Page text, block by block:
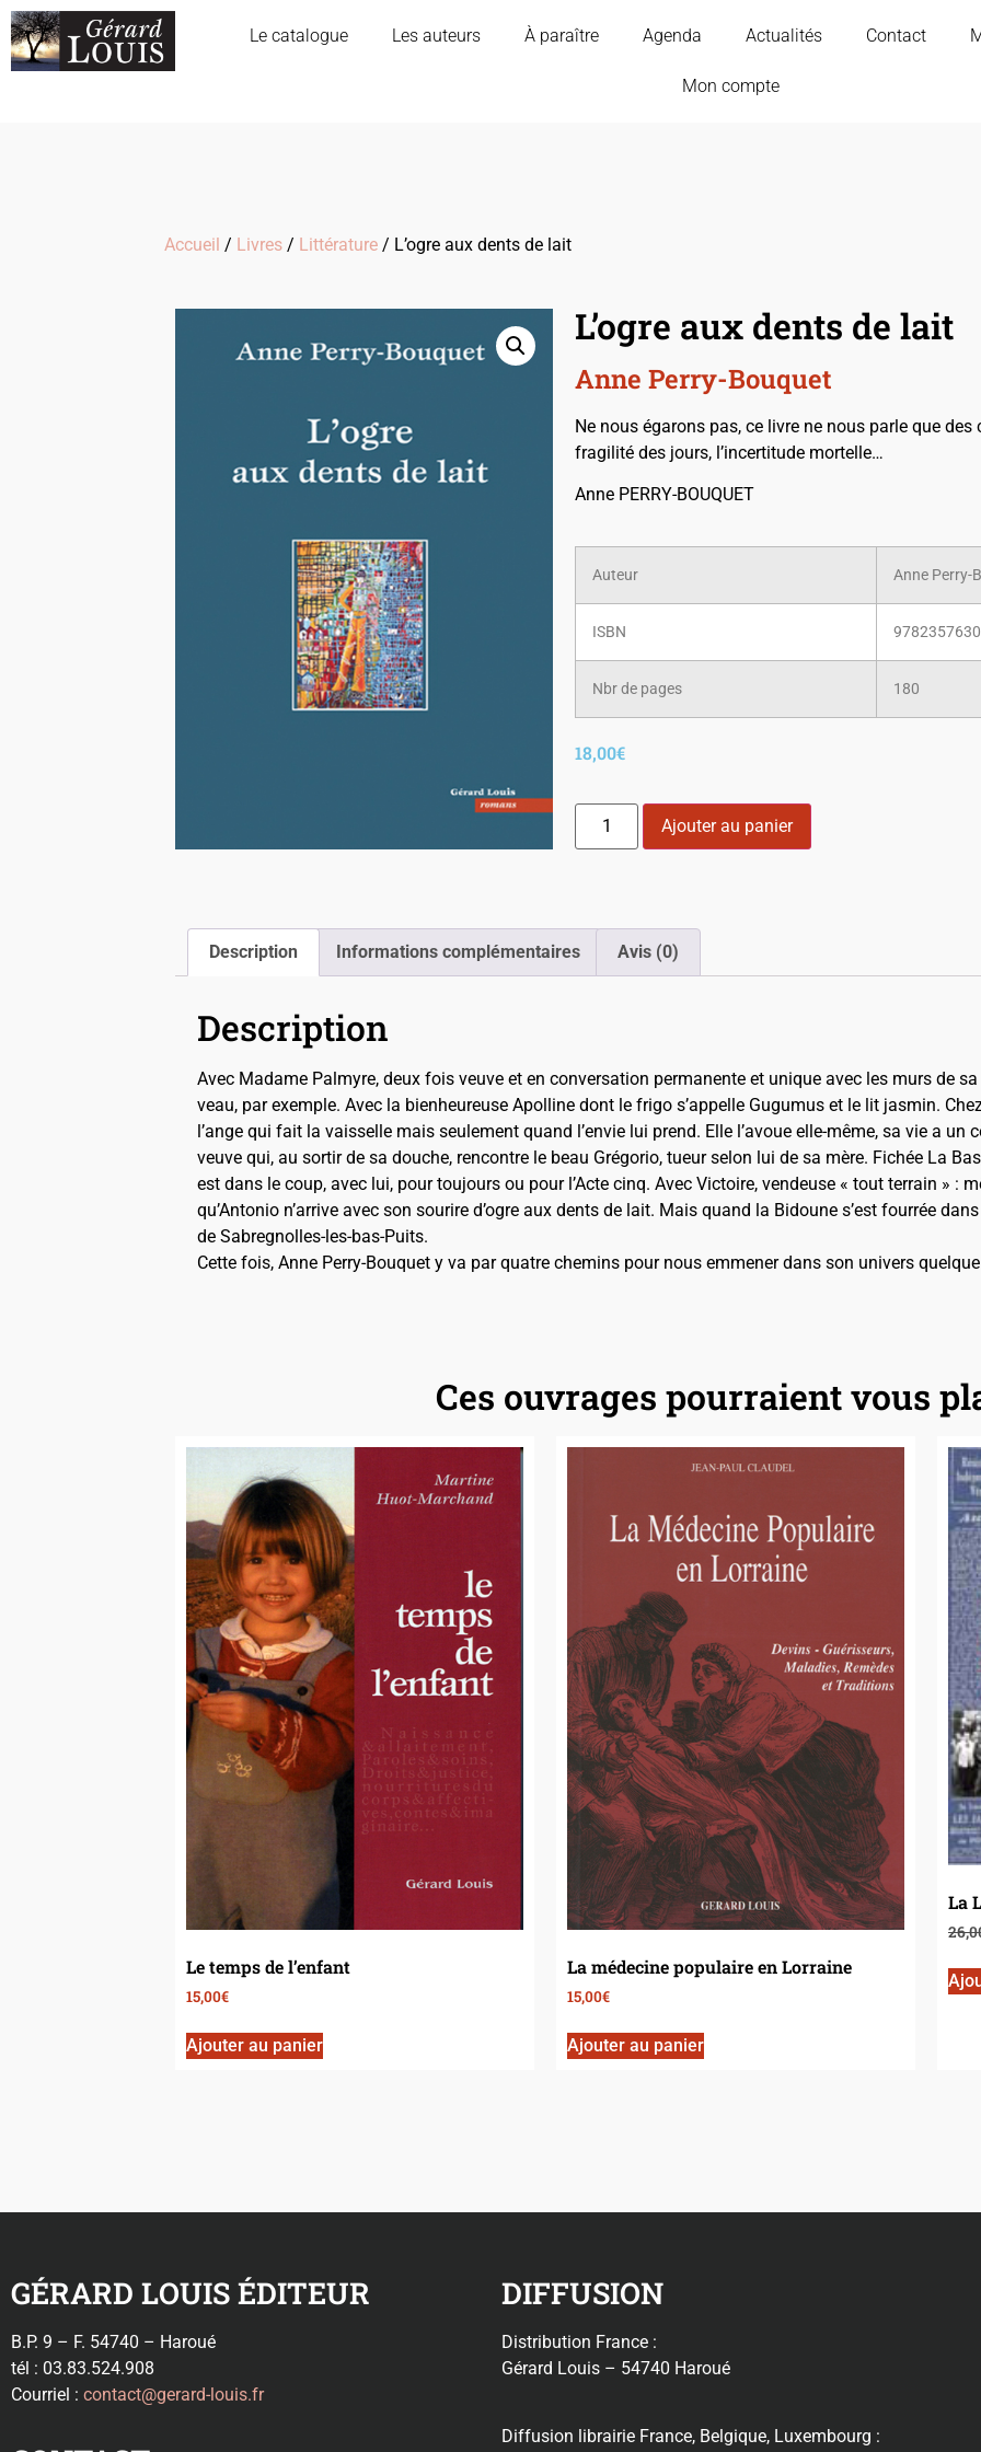
Le catalogue Les auteurs À paraître Agenda Actualités Contact
Mon compte
Accueil / Livres / Littérature / L’ogre aux dents de lait
L’ogre aux dents de lait
Anne Perry-Bouquet
Ne nous égarons pas, ce livre ne nous parle que des
fragilité des jours, l’incertitude mortelle…
Anne PERRY-BOUQUET
Auteur Anne Perry-
ISBN
Nbr de pages 180
18,00€
Ajouter au panier
Description Informations complémentaires Avis (0)
Description
Avec Madame Palmyre, deux fois veuve et en conversation permanente et unique avec les murs de
veau, par exemple. Avec la bienheureuse Apolline dont le frigo s’appelle Gugumus et le lit jasmin.
l’ange qui fait la vaisselle mais seulement quand l’envie lui prend. Elle l’avoue elle-même, sa vie a un
veuve qui, au sortir de sa douche, rencontre le beau Grégorio, tueur selon lui de sa mère. Fichée La
est dans le coup, avec lui, pour toujours ou pour l’Acte cinq. Avec Victoire, vendeuse « tout terrain » :
qu’Antonio n’arrive avec son sourire d’ogre aux dents de lait. Mais quand la Bidoune s’est fourrée
de Sabregnolles-les-bas-Puits.
Cette fois, Anne Perry-Bouquet y va par quatre chemins pour nous emmener dans son univers
Ces ouvrages pourraient vous
Le temps de l’enfant
15,00€
Ajouter au panier
La médecine populaire en Lorraine
15,00€
Ajouter au panier
La
GÉRARD LOUIS ÉDITEUR
B.P. 9 – F. 54740 – Haroué
tél : 03.83.524.908
Courriel : contact@gerard-louis.fr
DIFFUSION
Distribution France :
Gérard Louis – 54740 Haroué
Diffusion librairie France, Belgique, Luxembourg :